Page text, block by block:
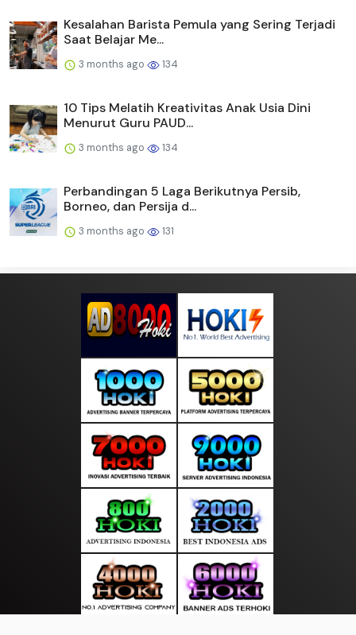
Kesalahan Barista Pemula yang Sering Terjadi
Saat Belajar Me...
3 months ago 134
10 Tips Melatih Kreativitas Anak Usia Dini
Menurut Guru PAUD...
3 months ago 134
Perbandingan 5 Laga Berikutnya Persib,
Borneo, dan Persija d...
3 months ago 131